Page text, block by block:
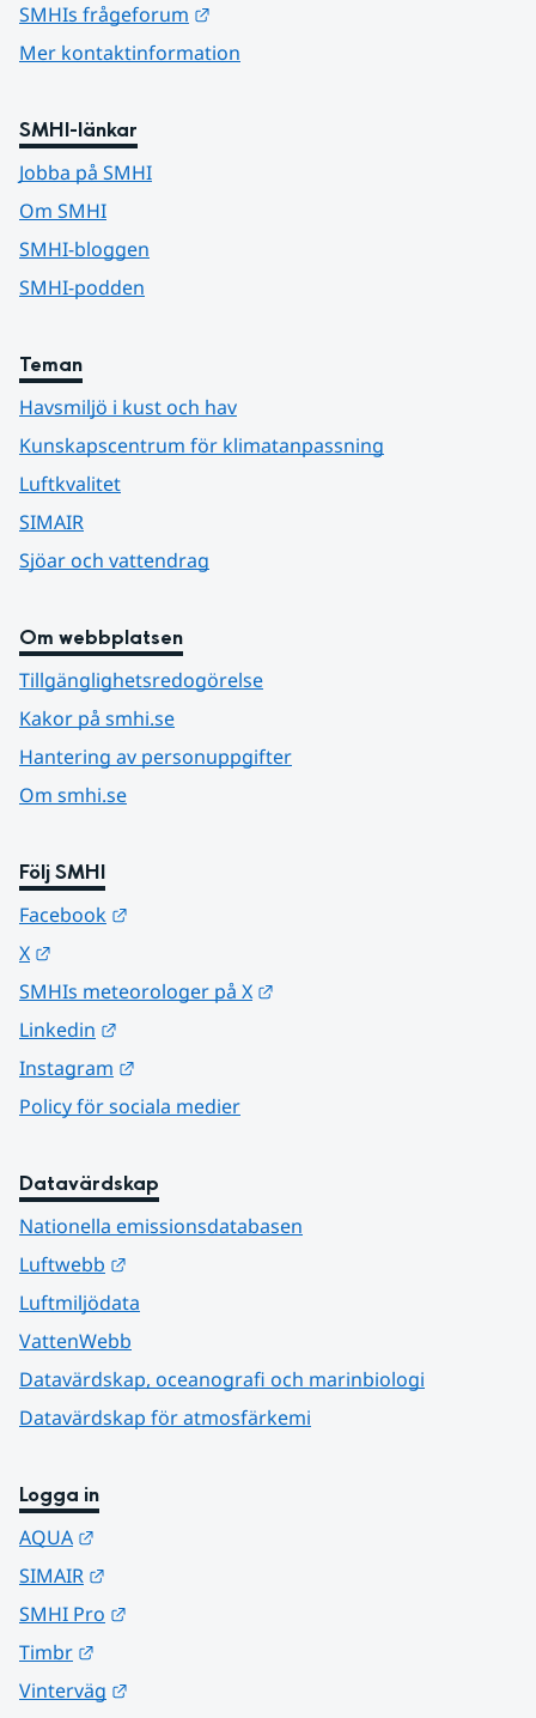
SMHIs frågeforum
Mer kontaktinformation
SMHI-länkar
Jobba på SMHI
Om SMHI
SMHI-bloggen
SMHI-podden
Teman
Havsmiljö i kust och hav
Kunskapscentrum för klimatanpassning
Luftkvalitet
SIMAIR
Sjöar och vattendrag
Om webbplatsen
Tillgänglighetsredogörelse
Kakor på smhi.se
Hantering av personuppgifter
Om smhi.se
Följ SMHI
Facebook
X
SMHIs meteorologer på X
Linkedin
Instagram
Policy för sociala medier
Datavärdskap
Nationella emissionsdatabasen
Luftwebb
Luftmiljödata
VattenWebb
Datavärdskap, oceanografi och marinbiologi
Datavärdskap för atmosfärkemi
Logga in
AQUA
SIMAIR
SMHI Pro
Timbr
Vinterväg